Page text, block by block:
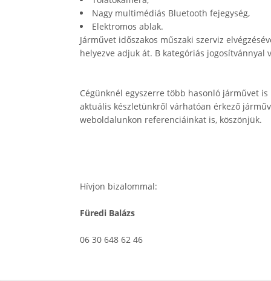
Nagy multimédiás Bluetooth fejegység,
Elektromos ablak.
Járművet időszakos műszaki szerviz
helyezve adjuk át. B kategóriás jogosítvánnyal
Cégünknél egyszerre több hasonló járművet
aktuális készletünkről várhatóan érkező
weboldalunkon referenciáinkat is, köszönjük.
Hívjon bizalommal:
Füredi Balázs
06 30 648 62 46